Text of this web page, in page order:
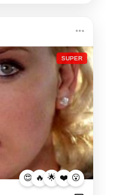
SUPER
😍 🔥 🌟 ❤️ 😮